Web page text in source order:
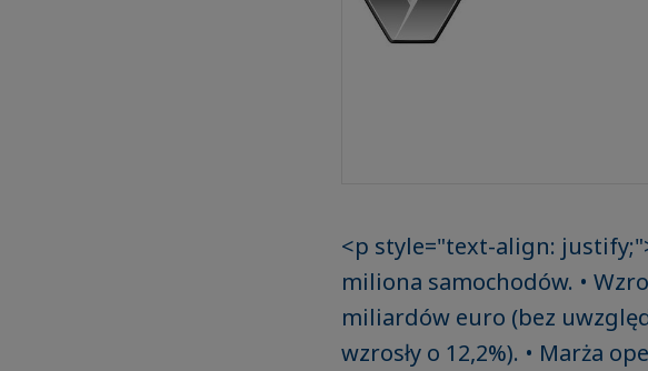
<p style="text-align:
miliona samochodów. •
miliardów euro (bez
wzrosły o 12,2%). • Marża